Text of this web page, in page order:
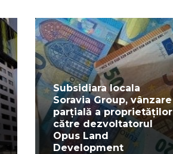
Subsidiara locala
Soravia Group, vânzare
parțială a proprietăților
către dezvoltatorul
Opus Land
Development